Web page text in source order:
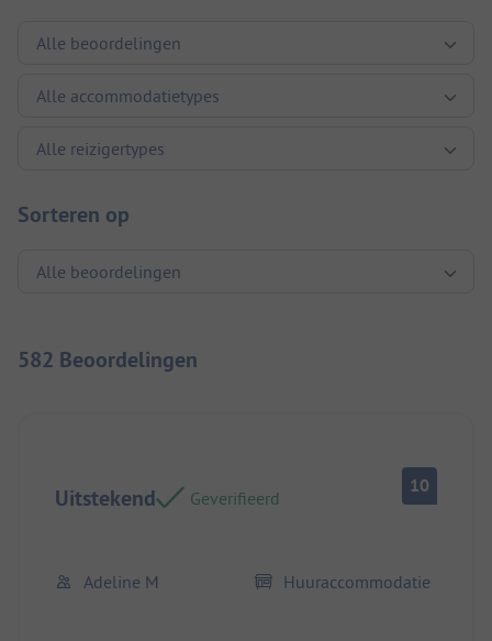
Sorteren op
582 Beoordelingen
Uitstekend Geverifieerd
10
Adeline M Huuraccommodatie